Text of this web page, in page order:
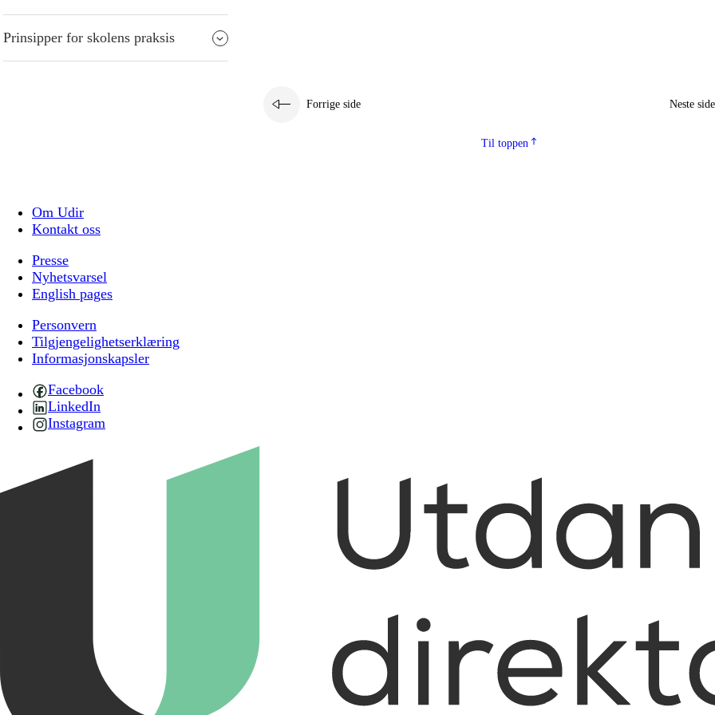
Prinsipper for skolens praksis
Forrige side Neste side
Til toppen
Om Udir
Kontakt oss
Presse
Nyhetsvarsel
English pages
Personvern
Tilgjengelighetserklæring
Informasjonskapsler
Facebook
LinkedIn
Instagram